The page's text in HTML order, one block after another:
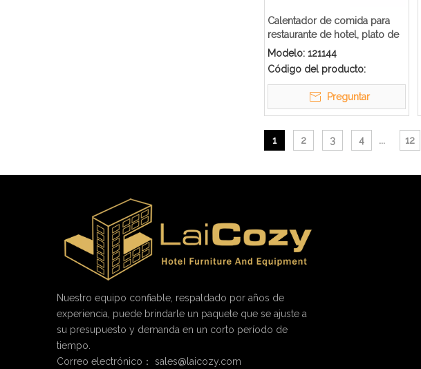
Calentador de comida para
restaurante de hotel, plato de
buffet de acero inoxidable
Modelo: 121144
Código del producto:
Preguntar
1 2 3 4 ... 12
Nuestro equipo confiable, respaldado por años de
experiencia, puede brindarle un paquete que se ajuste a
su presupuesto y demanda en un corto período de
tiempo.
Correo electrónico： sales@laicozy.com